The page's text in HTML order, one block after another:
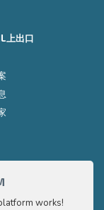
上出口
works!